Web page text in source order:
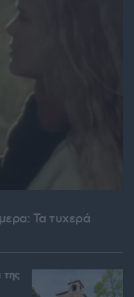
Τα τυχερά
της